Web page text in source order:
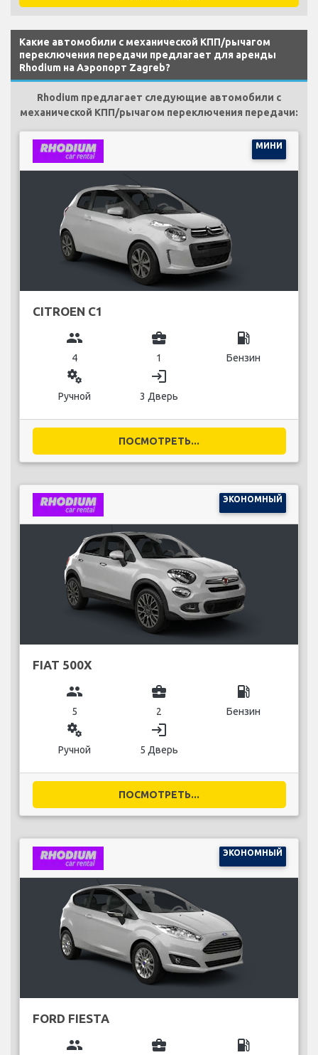
Какие автомобили с механической КПП/рычагом
переключения передачи предлагает для аренды
Rhodium на Аэропорт Zagreb?
Rhodium предлагает следующие автомобили с
механической КПП/рычагом переключения передачи:
МИНИ
CITROEN C1
group
4
business_center
1
local_gas_station
Бензин
miscellaneous_services
Ручной
login
3 Дверь
ПОСМОТРЕТЬ...
ЭКОНОМНЫЙ
FIAT 500X
group
5
business_center
2
local_gas_station
Бензин
miscellaneous_services
Ручной
login
5 Дверь
ПОСМОТРЕТЬ...
ЭКОНОМНЫЙ
FORD FIESTA
group business_center local_gas_station